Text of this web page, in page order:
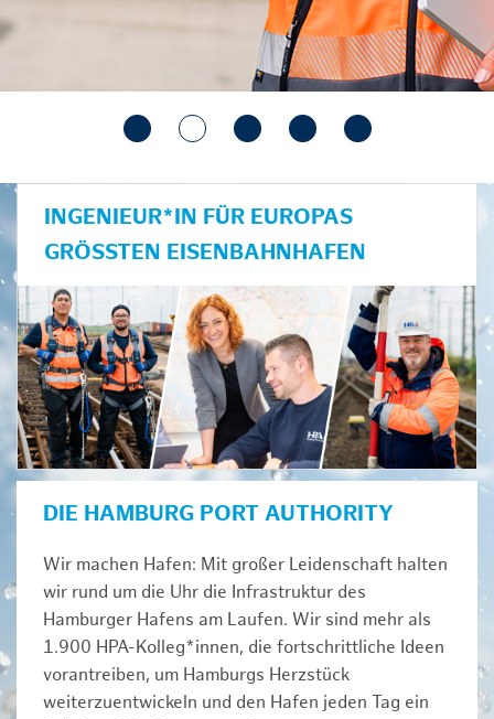
INGENIEUR*IN FÜR EUROPAS
GRÖSSTEN EISENBAHNHAFEN
DIE HAMBURG PORT AUTHORITY
Wir machen Hafen: Mit großer Leidenschaft halten
wir rund um die Uhr die Infrastruktur des
Hamburger Hafens am Laufen. Wir sind mehr als
1.900 HPA-Kolleg*innen, die fortschrittliche Ideen
vorantreiben, um Hamburgs Herzstück
weiterzuentwickeln und den Hafen jeden Tag ein